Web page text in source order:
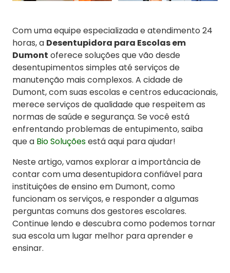
Com uma equipe especializada e atendimento 24
horas, a Desentupidora para Escolas em
Dumont oferece soluções que vão desde
desentupimentos simples até serviços de
manutenção mais complexos. A cidade de
Dumont, com suas escolas e centros educacionais,
merece serviços de qualidade que respeitem as
normas de saúde e segurança. Se você está
enfrentando problemas de entupimento, saiba
que a Bio Soluçõesestá aqui para ajudar!
Neste artigo, vamos explorar a importância de
contar com uma desentupidora confiável para
instituições de ensino em Dumont, como
funcionam os serviços, e responder a algumas
perguntas comuns dos gestores escolares.
Continue lendo e descubra como podemos tornar
sua escola um lugar melhor para aprender e
ensinar.